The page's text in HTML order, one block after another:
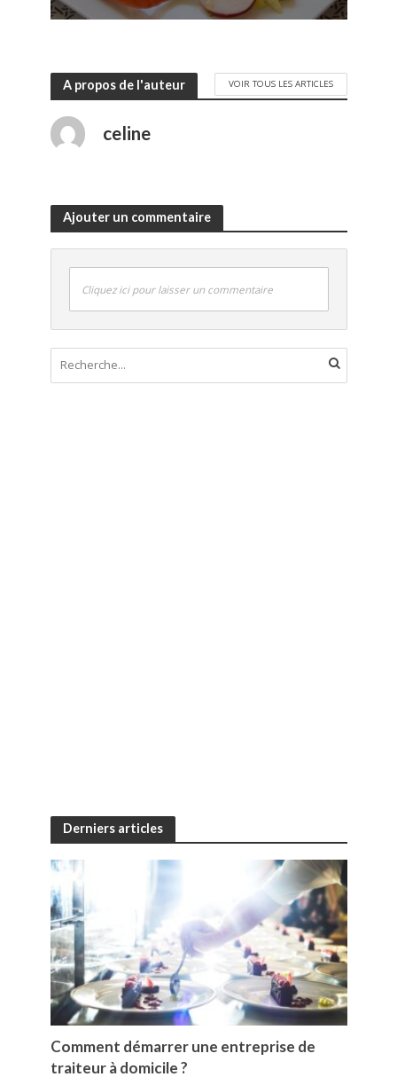
A propos de l'auteur VOIR TOUS LES ARTICLES
celine
Ajouter un commentaire
Cliquez ici pour laisser un commentaire
Derniers articles
Comment démarrer une entreprise de
traiteur à domicile ?